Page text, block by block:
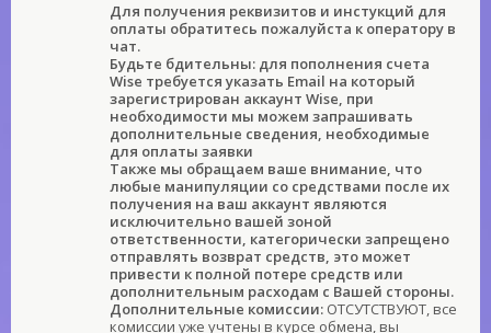
Для получения реквизитов и инстукций для
оплаты обратитесь пожалуйста к оператору в
чат.
Будьте бдительны: для пополнения счета
Wise требуется указать Email на который
зарегистрирован аккаунт Wise, при
необходимости мы можем запрашивать
дополнительные сведения, необходимые
для оплаты заявки
Также мы обращаем ваше внимание, что
любые манипуляции со средствами после их
получения на ваш аккаунт являются
исключительно вашей зоной
ответственности, категорически запрещено
отправлять возврат средств, это может
привести к полной потере средств или
дополнительным расходам с Вашей стороны.
Дополнительные комиссии: ОТСУТСТВУЮТ, все
комиссии уже учтены в курсе обмена, вы